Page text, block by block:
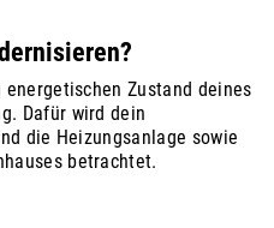
Zustand deines
Dafür wird dein
die Heizungsanlage sowie
betrachtet.